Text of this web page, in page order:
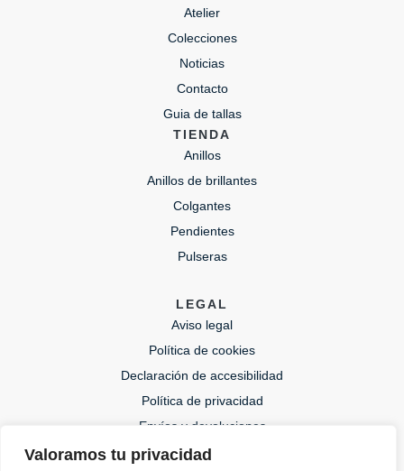
Valoramos tu privacidad
Atelier
Colecciones
Noticias
Contacto
Guia de tallas
TIENDA
Anillos
Anillos de brillantes
Colgantes
Pendientes
Pulseras
LEGAL
Aviso legal
Política de cookies
Declaración de accesibilidad
Política de privacidad
Envíos y devoluciones